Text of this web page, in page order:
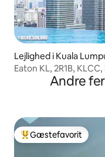
Lejlighed i Kuala
Eaton KL, 2R1B,
Andre
Bedste gæstefavorit
Gæstefavorit